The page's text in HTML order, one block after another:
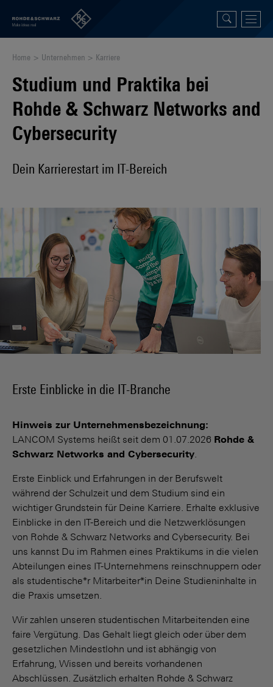
Home Unternehmen Karriere
Studium und Praktika bei
Rohde & Schwarz Networks and
Cybersecurity
Dein Karrierestart im IT-Bereich
Erste Einblicke in die IT-Branche
Hinweis zur Unternehmensbezeichnung:
LANCOM Systems heißt seit dem 01.07.2026 Rohde &
Schwarz Networks and Cybersecurity.
Erste Einblick und Erfahrungen in der Berufswelt
während der Schulzeit und dem Studium sind ein
wichtiger Grundstein für Deine Karriere. Erhalte exklusive
Einblicke in den IT-Bereich und die Netzwerklösungen
von Rohde & Schwarz Networks and Cybersecurity. Bei
uns kannst Du im Rahmen eines Praktikums in die vielen
Abteilungen eines IT-Unternehmens reinschnuppern oder
als studentische*r Mitarbeiter*in Deine Studieninhalte in
die Praxis umsetzen.
Wir zahlen unseren studentischen Mitarbeitenden eine
faire Vergütung. Das Gehalt liegt gleich oder über dem
gesetzlichen Mindestlohn und ist abhängig von
Erfahrung, Wissen und bereits vorhandenen
Abschlüssen. Zusätzlich erhalten Rohde & Schwarz